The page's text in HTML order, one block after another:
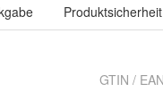
Produktsicherheit
GTIN /